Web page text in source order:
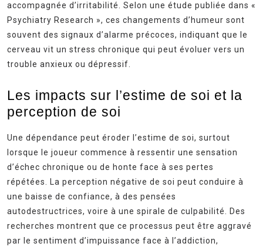
accompagnée d’irritabilité. Selon une étude publiée dans «
Psychiatry Research », ces changements d’humeur sont
souvent des signaux d’alarme précoces, indiquant que le
cerveau vit un stress chronique qui peut évoluer vers un
trouble anxieux ou dépressif.
Les impacts sur l’estime de soi et la
perception de soi
Une dépendance peut éroder l’estime de soi, surtout
lorsque le joueur commence à ressentir une sensation
d’échec chronique ou de honte face à ses pertes
répétées. La perception négative de soi peut conduire à
une baisse de confiance, à des pensées
autodestructrices, voire à une spirale de culpabilité. Des
recherches montrent que ce processus peut être aggravé
par le sentiment d’impuissance face à l’addiction,